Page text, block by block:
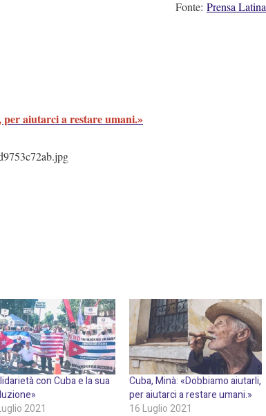
Fonte: Prensa Latina
aiutarci a restare umani.»
con Cuba e la sua
2021
Cuba, Minà: «Dobbiamo aiutarli,
per aiutarci a restare umani.»
16 Luglio 2021